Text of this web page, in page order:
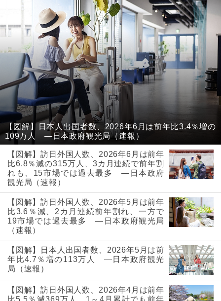
【図解】日本人出国者数、2026年6月は前年比3.4％増の
109万人 ―日本政府観光局（速報）
【図解】訪日外国人数、2026年6月は前年
比6.8％減の315万人、3カ月連続で前年割
れも、15市場では過去最多 ―日本政府
観光局（速報）
【図解】訪日外国人数、2026年5月は前年
比3.6％減、2カ月連続前年割れ、一方で
19市場では過去最多 ―日本政府観光局
（速報）
【図解】日本人出国者数、2026年5月は前
年比4.7％増の113万人 ―日本政府観光
局（速報）
【図解】訪日外国人数、2026年4月は前年